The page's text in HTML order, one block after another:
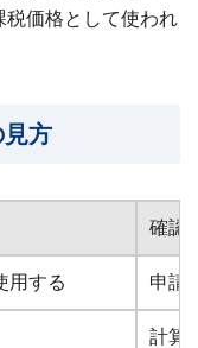
税価格として使われ
方
確認
用する 申請
計算